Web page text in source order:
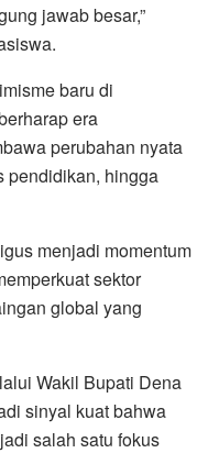
jawab besar,”
baru di
era
perubahan nyata
pendidikan, hingga
menjadi momentum
sektor
global yang
Wakil Bupati Dena
sinyal kuat bahwa
salah satu fokus